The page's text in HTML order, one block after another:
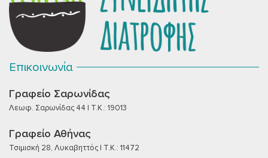
Επικοινωνία
Γραφείο Σαρωνίδας
Λεωφ. Σαρωνίδας 44 | T.K.: 19013
Γραφείο Αθήνας
Τσιμισκή 28, Λυκαβηττός | T.K.: 11472